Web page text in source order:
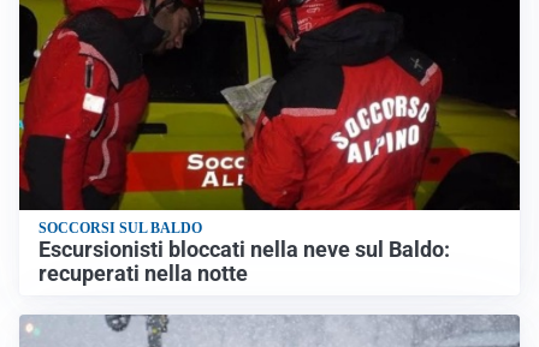
SOCCORSI SUL BALDO
Escursionisti bloccati nella neve sul Baldo:
recuperati nella notte